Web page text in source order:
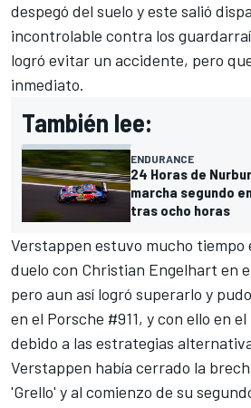
despegó del suelo y este salió
incontrolable contra los
logró evitar un accidente, pero
inmediato.
También lee:
ENDURANCE
24 Horas de
marcha segundo
tras ocho horas
Verstappen estuvo mucho tiempo
duelo con Christian Engelhart en
pero aun así logró superarlo y
en el Porsche #911, y con ello en
debido a las estrategias
Verstappen había cerrado la
'Grello' y al comienzo de su